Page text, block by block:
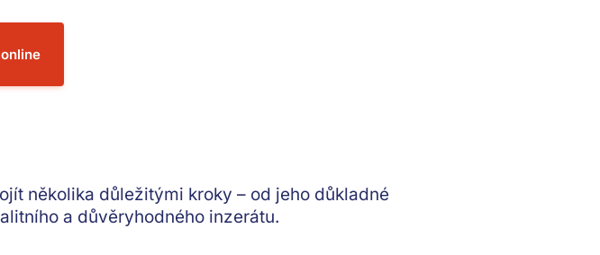
několika důležitými kroky – od jeho důkladné
a důvěryhodného inzerátu.